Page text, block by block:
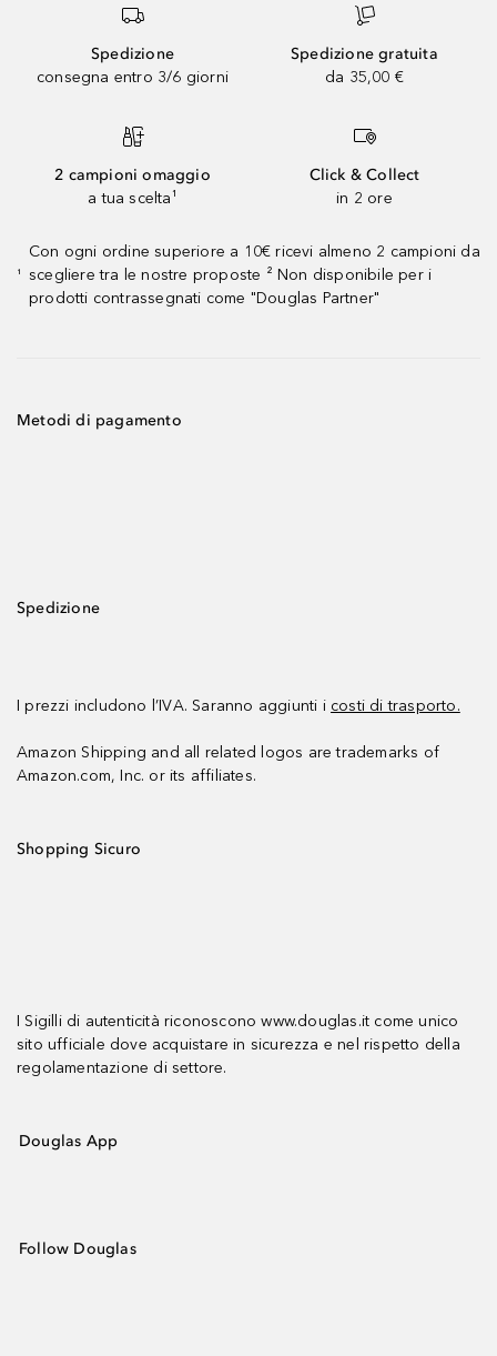
Spedizione
consegna entro 3/6 giorni
Spedizione gratuita
da 35,00 €
2 campioni omaggio
a tua scelta¹
Click & Collect
in 2 ore
¹
Con ogni ordine superiore a 10€ ricevi almeno 2 campioni da
scegliere tra le nostre proposte ² Non disponibile per i
prodotti contrassegnati come "Douglas Partner"
Metodi di pagamento
Spedizione
I prezzi includono l’IVA. Saranno aggiunti i costi di trasporto.
Amazon Shipping and all related logos are trademarks of
Amazon.com, Inc. or its affiliates.
Shopping Sicuro
I Sigilli di autenticità riconoscono www.douglas.it come unico
sito ufficiale dove acquistare in sicurezza e nel rispetto della
regolamentazione di settore.
Douglas App
Follow Douglas